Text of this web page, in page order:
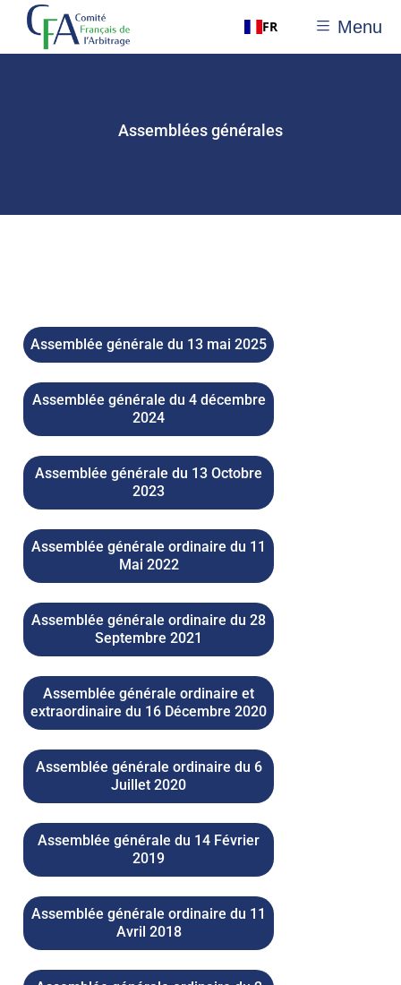
Menu
FR
Assemblées générales
Assemblée générale du 13 mai 2025
Assemblée générale du 4 décembre
2024
Assemblée générale du 13 Octobre
2023
Assemblée générale ordinaire du 11
Mai 2022
Assemblée générale ordinaire du 28
Septembre 2021
Assemblée générale ordinaire et
extraordinaire du 16 Décembre 2020
Assemblée générale ordinaire du 6
Juillet 2020
Assemblée générale du 14 Février
2019
Assemblée générale ordinaire du 11
Avril 2018